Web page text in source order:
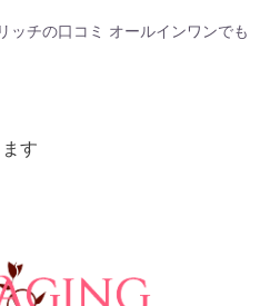
ッチの口コミ オールインワンでも
す